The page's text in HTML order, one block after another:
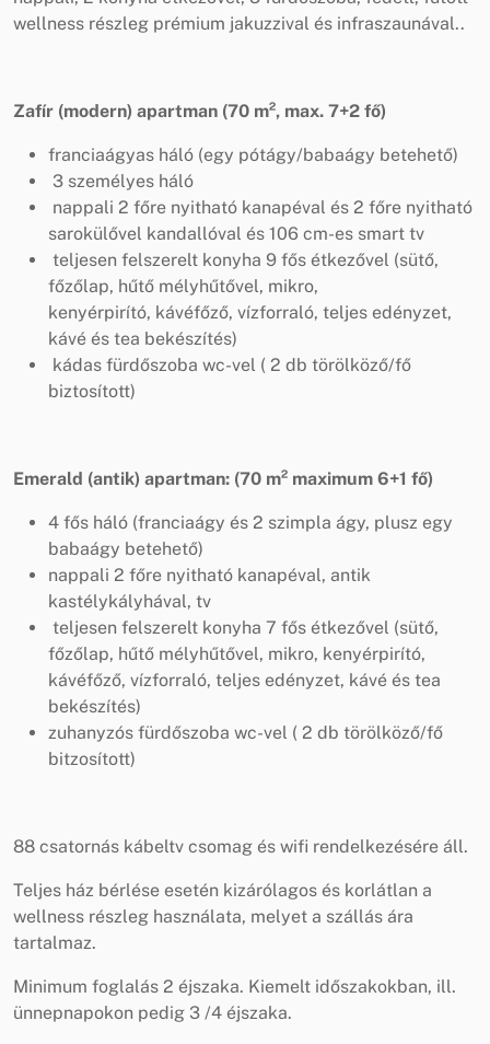
wellness részleg prémium jakuzzival és infraszaunával..
Zafír (modern) apartman (70 m², max. 7+2 fő)
franciaágyas háló (egy pótágy/babaágy betehető)
3 személyes háló
nappali 2 főre nyitható kanapéval és 2 főre nyitható
sarokülővel kandallóval és 106 cm-es smart tv
teljesen felszerelt konyha 9 fős étkezővel (sütő,
főzőlap, hűtő mélyhűtővel, mikro,
kenyérpirító, kávéfőző, vízforraló, teljes edényzet,
kávé és tea bekészítés)
kádas fürdőszoba wc-vel ( 2 db törölköző/fő
biztosított)
Emerald (antik) apartman: (70 m² maximum 6+1 fő)
4 fős háló (franciaágy és 2 szimpla ágy, plusz egy
babaágy betehető)
nappali 2 főre nyitható kanapéval, antik
kastélykályhával, tv
teljesen felszerelt konyha 7 fős étkezővel (sütő,
főzőlap, hűtő mélyhűtővel, mikro, kenyérpirító,
kávéfőző, vízforraló, teljes edényzet, kávé és tea
bekészítés)
zuhanyzós fürdőszoba wc-vel ( 2 db törölköző/fő
bitzosított)
88 csatornás kábeltv csomag és wifi rendelkezésére áll.
Teljes ház bérlése esetén kizárólagos és korlátlan a
wellness részleg használata, melyet a szállás ára
tartalmaz.
Minimum foglalás 2 éjszaka. Kiemelt időszakokban, ill.
ünnepnapokon pedig 3 /4 éjszaka.